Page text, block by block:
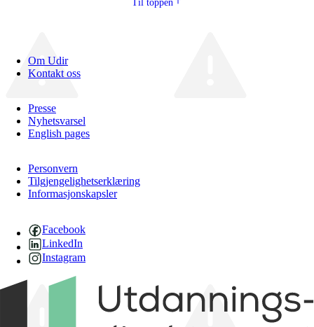
Til toppen
Om Udir
Kontakt oss
Presse
Nyhetsvarsel
English pages
Personvern
Tilgjengelighetserklæring
Informasjonskapsler
Facebook
LinkedIn
Instagram